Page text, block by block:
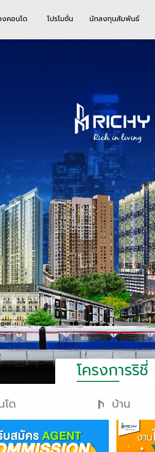
งคอนโด โปรโมชั่น นักลงทุนสัมพันธ์
โครงการริชี่
ด บ้าน